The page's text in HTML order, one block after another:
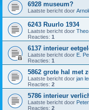
6928 museum?
Laatste bericht door
6243 Ruurlo 1934
Laatste bericht door
Reacties: 1
6137 interieur
Laatste bericht door E.
Reacties: 1
5862 grote hal met
Laatste bericht door jan
Reacties: 2
5786 interieur
Laatste bericht door
Reacties: 2